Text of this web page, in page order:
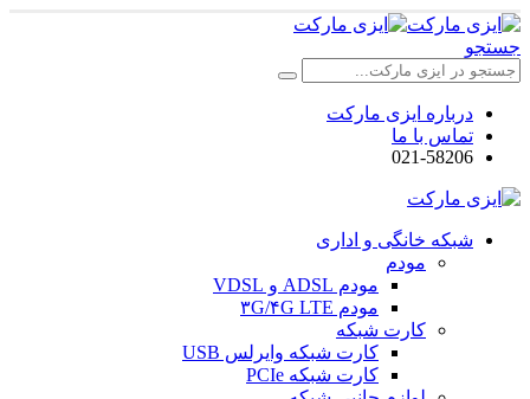
جستجو
درباره ایزی مارکت
تماس با ما
021-58206
شبکه خانگی و اداری
مودم
مودم ADSL و VDSL
مودم ۳G/۴G LTE
کارت شبکه
کارت شبکه وایرلس USB
کارت شبکه PCIe